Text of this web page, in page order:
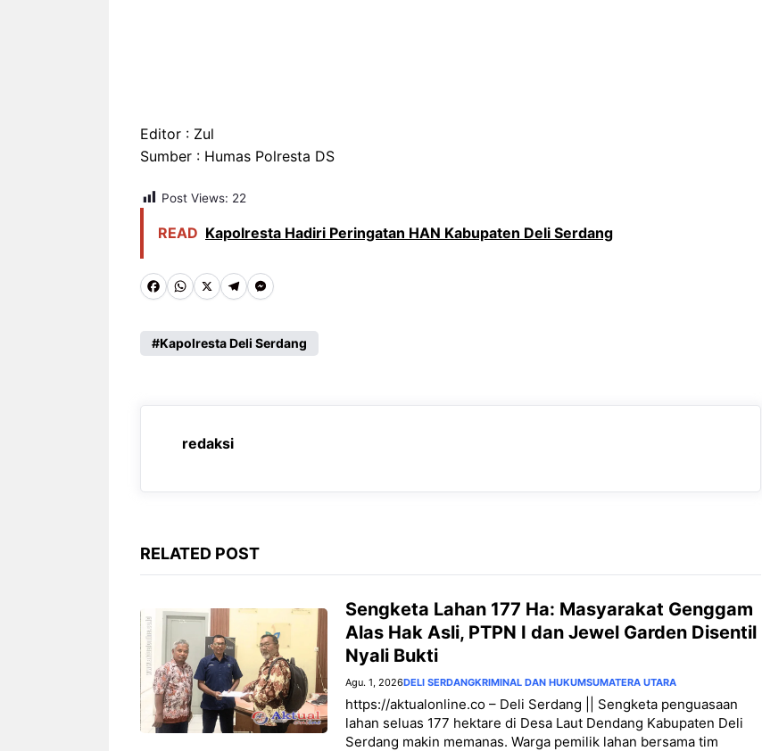
Editor : Zul
Sumber : Humas Polresta DS
Post Views: 22
READ Kapolresta Hadiri Peringatan HAN Kabupaten Deli Serdang
F
c
b
k
W
a
s
A
p
X T
l
g
r
m
M
s
e
e
Kapolresta Deli Serdang
redaksi
RELATED POST
Sengketa Lahan 177 Ha: Masyarakat Genggam
Alas Hak Asli, PTPN I dan Jewel Garden Disentil
Nyali Bukti
Agu. 1, 2026DELI SERDANGKRIMINAL DAN HUKUMSUMATERA UTARA
https://aktualonline.co – Deli Serdang || Sengketa penguasaan
lahan seluas 177 hektare di Desa Laut Dendang Kabupaten Deli
Serdang makin memanas. Warga pemilik lahan bersama tim